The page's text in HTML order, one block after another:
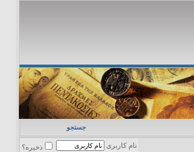
جستجو
نام کاربری
ذخیره؟